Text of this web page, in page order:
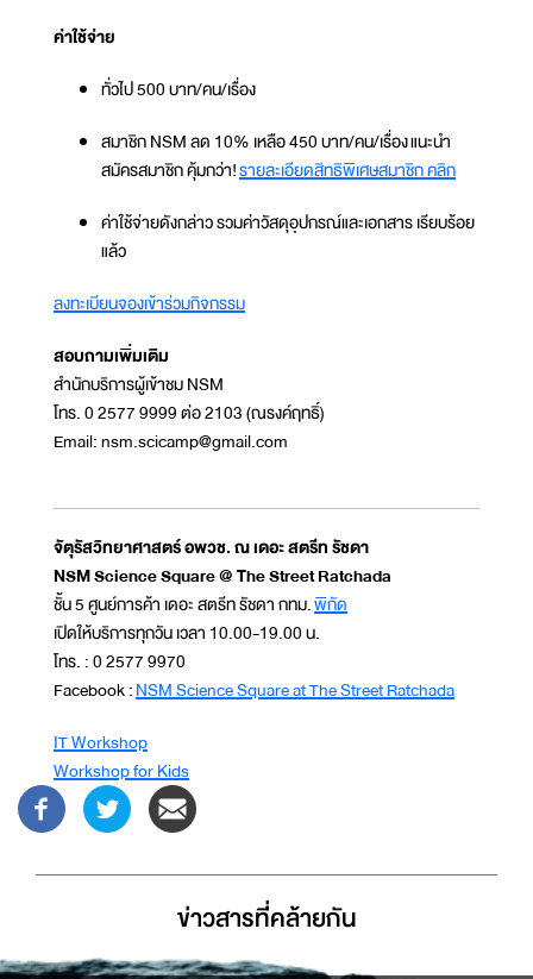
ค่าใช้จ่าย
ทั่วไป 500 บาท/คน/เรื่อง
สมาชิก NSM ลด 10% เหลือ 450 บาท/คน/เรื่อง แนะนำ
สมัครสมาชิก คุ้มกว่า!รายละเอียดสิทธิพิเศษสมาชิก คลิก
ค่าใช้จ่ายดังกล่าว รวมค่าวัสดุอุปกรณ์และเอกสาร เรียบร้อย
แล้ว
ลงทะเบียนจองเข้าร่วมกิจกรรม
สอบถามเพิ่มเติม
สำนักบริการผู้เข้าชม NSM
โทร. 0 2577 9999 ต่อ 2103 (ณรงค์ฤทธิ์)
Email: nsm.scicamp@gmail.com
จัตุรัสวิทยาศาสตร์ อพวช. ณ เดอะ สตรีท รัชดา
NSM Science Square @ The Street Ratchada
ชั้น 5 ศูนย์การค้า เดอะ สตรีท รัชดา กทม.พิกัด
เปิดให้บริการทุกวัน เวลา 10.00-19.00 น.
โทร. : 0 2577 9970
Facebook :NSM Science Square at The Street Ratchada
IT Workshop
Workshop for Kids
ข่าวสารที่่คล้ายกัน